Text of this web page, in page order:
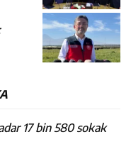
17 bin 580 sokak